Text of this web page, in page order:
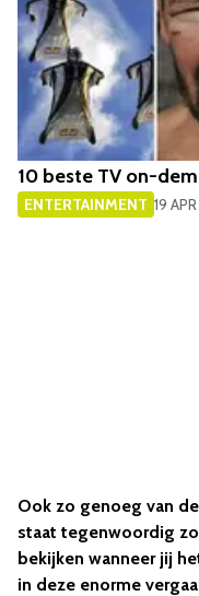
10 beste TV on-
ENTERTAINMENT 19
Ook zo genoeg van
staat tegenwoordig
bekijken wanneer jij
in deze enorme